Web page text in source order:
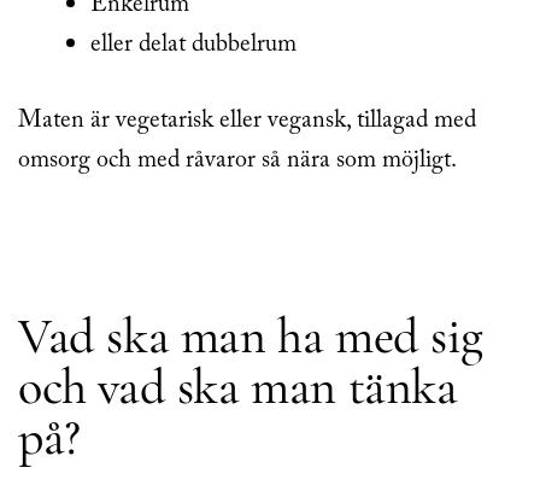
eller delat dubbelrum
Maten är vegetarisk eller vegansk, tillagad med
omsorg och med råvaror så nära som möjligt.
Vad ska man ha med sig
och vad ska man tänka
på?